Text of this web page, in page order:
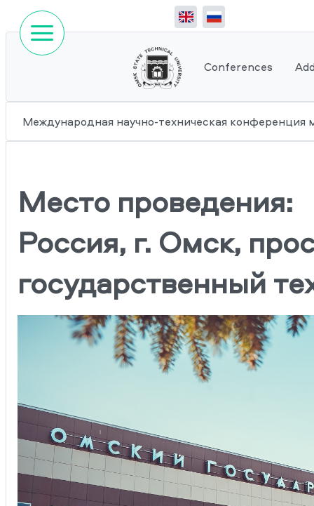
Conferences
Международная научно-техническая
Место проведения:
Россия, г. Омск,
государственный